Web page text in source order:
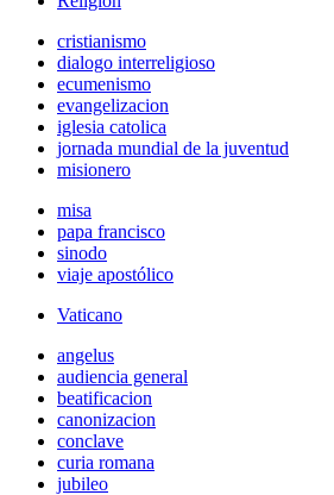
cristianismo
dialogo interreligioso
ecumenismo
evangelizacion
iglesia catolica
jornada mundial de la juventud
misionero
misa
papa francisco
sinodo
viaje apostólico
Vaticano
angelus
audiencia general
beatificacion
canonizacion
conclave
curia romana
jubileo